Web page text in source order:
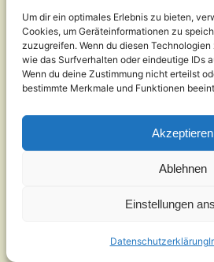
Um dir ein optimales Erlebnis zu bieten,
Cookies, um Geräteinformationen zu
zuzugreifen. Wenn du diesen
wie das Surfverhalten oder eindeutige IDs
Wenn du deine Zustimmung nicht erteilst
bestimmte Merkmale und Funktionen
Akzeptieren
Ablehnen
Einstellungen
Datenschutzerklärung